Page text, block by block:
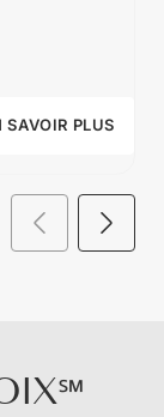
SAVOIR PLUS